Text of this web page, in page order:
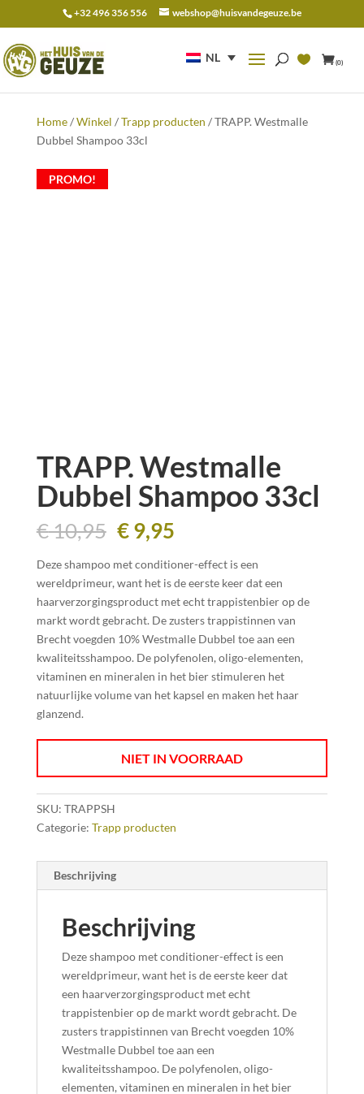
+32 496 356 556 webshop@huisvandegeuze.be
NL (0)
naar:
Home/Winkel /Trapp producten / TRAPP. Westmalle
Dubbel Shampoo 33cl
PROMO!
TRAPP. Westmalle
Dubbel Shampoo 33cl
€10,95 Oorspronkelijke
prijs
was:
€ 10,95.
€9,95Huidige
is:
€ 9,95.
Deze shampoo met conditioner-effect is een
wereldprimeur, want het is de eerste keer dat een
haarverzorgingsproduct met echt trappistenbier op de
markt wordt gebracht. De zusters trappistinnen van
Brecht voegden 10% Westmalle Dubbel toe aan een
kwaliteitsshampoo. De polyfenolen, oligo-elementen,
vitaminen en mineralen in het bier stimuleren het
natuurlijke volume van het kapsel en maken het haar
glanzend.
NIET IN VOORRAAD
SKU: TRAPPSH
Categorie: Trapp producten
Beschrijving
Beschrijving
Deze shampoo met conditioner-effect is een
wereldprimeur, want het is de eerste keer dat
een haarverzorgingsproduct met echt
trappistenbier op de markt wordt gebracht. De
zusters trappistinnen van Brecht voegden 10%
Westmalle Dubbel toe aan een
kwaliteitsshampoo. De polyfenolen, oligo-
elementen, vitaminen en mineralen in het bier